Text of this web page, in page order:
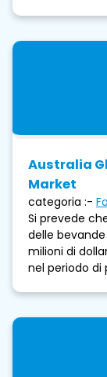
Australia
Market
categoria :-
Si prevede
delle
milioni di
nel periodo di